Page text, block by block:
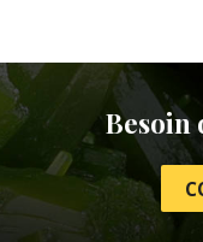
Besoin